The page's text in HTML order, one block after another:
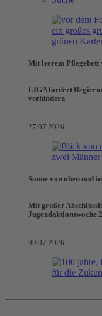
Mit leerem Pflegebett
LIGA fordert
verhindern
27.07.2026
Sonne von oben und
Mit großer
Jugendaktionswoche
09.07.2026